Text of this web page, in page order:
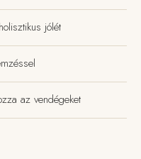
jólét
az vendégeket